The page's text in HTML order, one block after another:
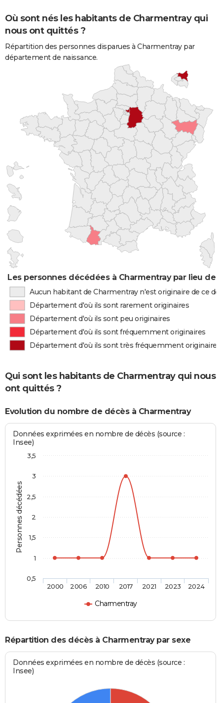
Où sont nés les habitants de Charmentray qui
nous ont quittés ?
Répartition des personnes disparues à Charmentray par
département de naissance.
Les personnes décédées à Charmentray par lieu de
Aucun habitant de Charmentray n'est originaire de ce
Département d'où ils sont rarement originaires
Département d'où ils sont peu originaires
Département d'où ils sont fréquemment originaires
Département d'où ils sont très fréquemment originaires
Qui sont les habitants de Charmentray qui nous
ont quittés ?
Evolution du nombre de décès à Charmentray
Personnes décédées
Données exprimées en nombre de décès (source :
Insee)
Charmentray
2000 2006 2010 2017 2021 2023 2024
0,5
1
1,5
2
2,5
3
3,5
Répartition des décès à Charmentray par sexe
Données exprimées en nombre de décès (source :
Insee)